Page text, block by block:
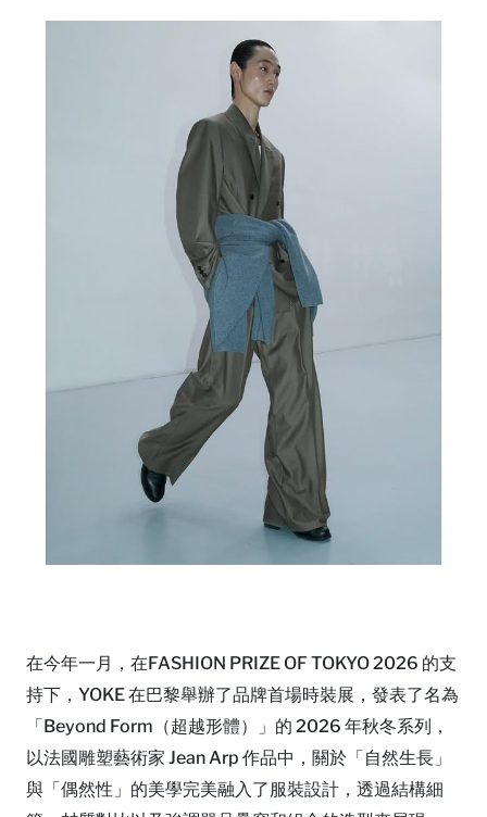
在今年一月，在FASHION PRIZE OF TOKYO 2026 的支
持下，YOKE 在巴黎舉辦了品牌首場時裝展，發表了名為
「Beyond Form（超越形體）」的 2026 年秋冬系列，
以法國雕塑藝術家 Jean Arp 作品中，關於「自然生長」
與「偶然性」的美學完美融入了服裝設計，透過結構細